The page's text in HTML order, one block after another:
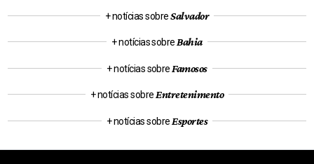
+ notícias sobreSalvador
+ notícias sobreBahia
+ notícias sobre Famosos
+ notícias sobreEntretenimento
+ notícias sobre Esportes